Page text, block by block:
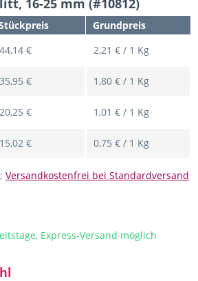
16-25 mm (#10812)
Grundpreis
44,14 € 2,21 € / 1 Kg
35,95 € 1,80 € / 1 Kg
20,25 € 1,01 € / 1 Kg
15,02 € 0,75 € / 1 Kg
Versandkostenfrei bei Standardversand
Express-Versand möglich